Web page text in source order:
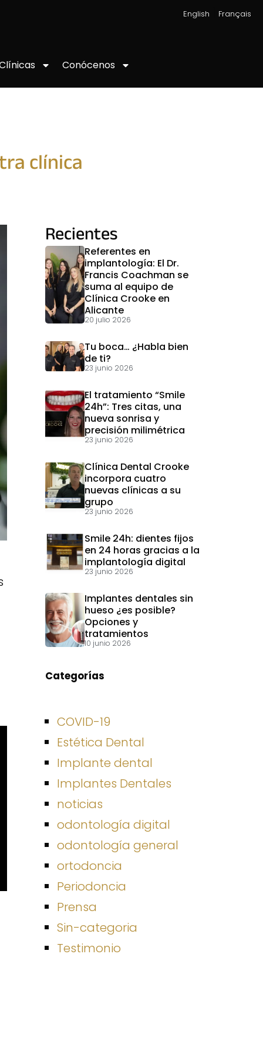
English Français
Conócenos
clínica
Recientes
Referentes en
implantología: El Dr.
Francis Coachman se
suma al equipo de
Clínica Crooke en
Alicante
20 julio 2026
Tu boca… ¿Habla bien
de ti?
23 junio 2026
El tratamiento “Smile
24h”: Tres citas, una
nueva sonrisa y
precisión milimétrica
23 junio 2026
Clínica Dental Crooke
incorpora cuatro
nuevas clínicas a su
grupo
23 junio 2026
Smile 24h: dientes fijos
en 24 horas gracias a la
implantología digital
23 junio 2026
Implantes dentales sin
hueso ¿es posible?
Opciones y
tratamientos
10 junio 2026
Categorías
COVID-19
Estética Dental
Implante dental
Implantes Dentales
noticias
odontología digital
odontología general
ortodoncia
Periodoncia
Prensa
Sin-categoria
Testimonio